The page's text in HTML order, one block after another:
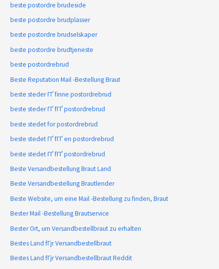
beste postordre brudeside
beste postordre brudplasser
beste postordre brudselskaper
beste postordre brudtjeneste
beste postordrebrud
Beste Reputation Mail -Bestellung Braut
beste steder ГҐ finne postordrebrud
beste steder ГҐ fГҐ postordrebrud
beste stedet for postordrebrud
beste stedet ГҐ fГҐ en postordrebrud
beste stedet ГҐ fГҐ postordrebrud
Beste Versandbestellung Braut Land
Beste Versandbestellung Brautlender
Beste Website, um eine Mail -Bestellung zu finden, Braut
Bester Mail -Bestellung Brautservice
Bester Ort, um Versandbestellbraut zu erhalten
Bestes Land fГјr Versandbestellbraut
Bestes Land fГјr Versandbestellbraut Reddit